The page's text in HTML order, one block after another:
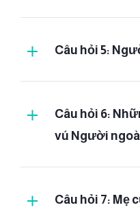
(tháng 3)
Câu hỏi 5:
Câu hỏi 6:
vú Người
Câu hỏi 7: Mẹ